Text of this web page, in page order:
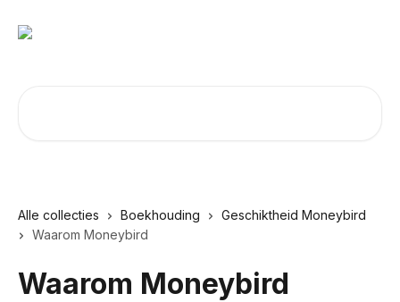
Alle collecties Boekhouding
Geschiktheid Moneybird
Waarom Moneybird
Waarom Moneybird